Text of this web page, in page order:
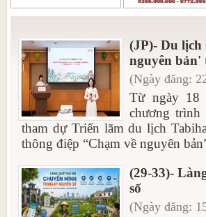
(JP)- Du
nguyên bản'
(Ngày đăng:
Từ ngày 18
chương
tham dự Triển lãm du lịch
thông điệp “Chạm về nguyên
(29-33)-
số
(Ngày đăng: